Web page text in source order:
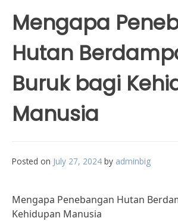
Mengapa
Hutan
Buruk bagi
Manusia
Posted on July 27, 2024 by adminbig
Mengapa Penebangan Hutan
Kehidupan Manusia